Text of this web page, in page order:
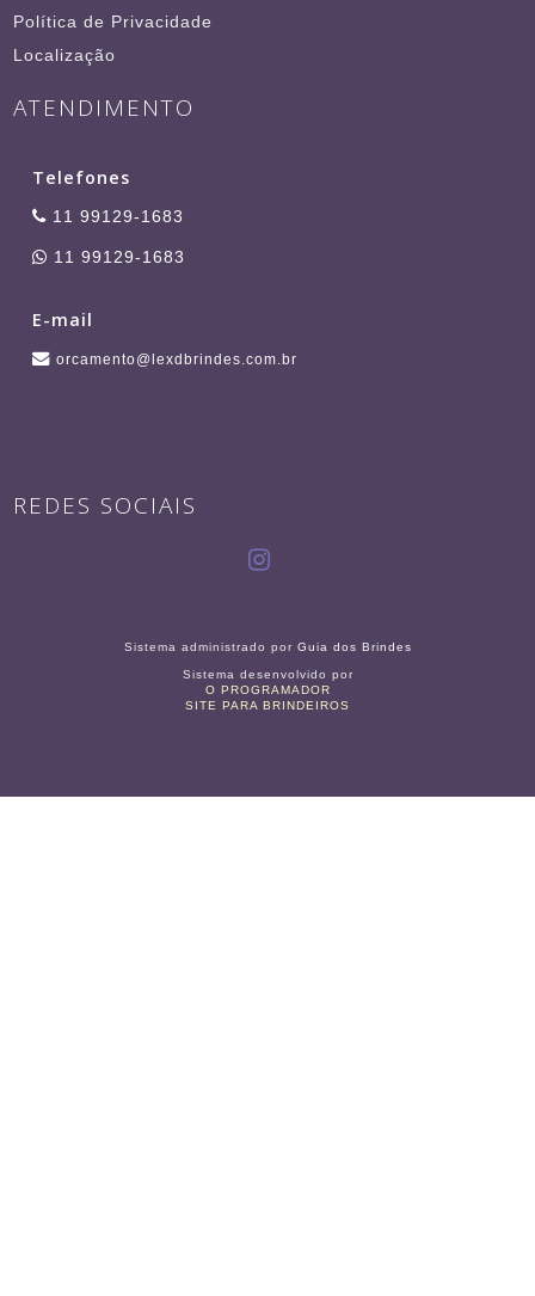
Política de Privacidade
Localização
ATENDIMENTO
Telefones
11 99129-1683
11 99129-1683
E-mail
orcamento@lexdbrindes.com.br
REDES SOCIAIS
Sistema administrado por Guia dos Brindes
Sistema desenvolvido por
O PROGRAMADOR
SITE PARA BRINDEIROS